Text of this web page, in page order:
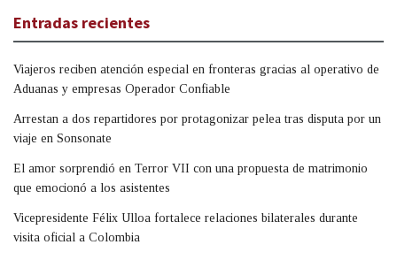
Entradas recientes
Viajeros reciben atención especial en fronteras gracias al operativo de
Aduanas y empresas Operador Confiable
Arrestan a dos repartidores por protagonizar pelea tras disputa por un
viaje en Sonsonate
El amor sorprendió en Terror VII con una propuesta de matrimonio
que emocionó a los asistentes
Vicepresidente Félix Ulloa fortalece relaciones bilaterales durante
visita oficial a Colombia